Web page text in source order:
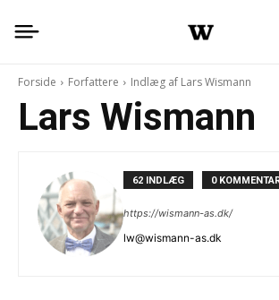
Forside Forfattere Indlæg af Lars Wismann
Lars Wismann
62 INDLÆG 0
https://wismann-as.dk/
lw@wismann-as.dk